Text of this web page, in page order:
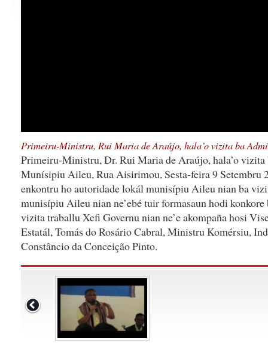
Primeiru-Ministru, Rui Maria de Araújo, hala’o vizita ba
Primeiru-Ministru, Dr. Rui Maria de Araújo, hala’o vizita
Munísipiu Aileu, Rua Aisirimou, Sesta-feira 9 Setembru
enkontru ho autoridade lokál munisípiu Aileu nian ba
munisípiu Aileu nian ne’ebé tuir formasaun hodi konkore
vizita traballu Xefi Governu nian ne’e akompaña hosi
Estatál, Tomás do Rosário Cabral, Ministru Komérsiu,
Constâncio da Conceição Pinto.